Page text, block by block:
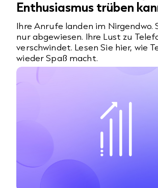
Enthusiasmus trüben
Ihre Anrufe landen im Nirgendwo.
nur abgewiesen. Ihre Lust zu
verschwindet. Lesen Sie hier, wie
wieder Spaß macht.